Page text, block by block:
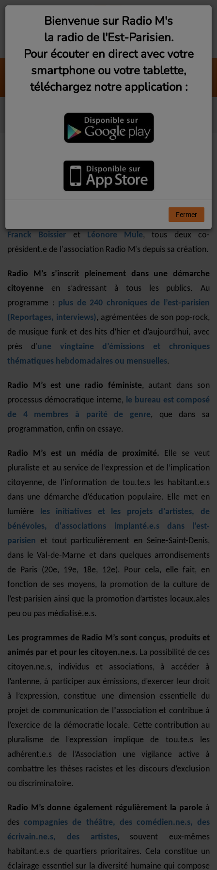
Funk anthology (Jeudi 21h)
Radio M's (Dj Vibe)
Qui sommes nous ?
est une radio web de l’est-parisien
à Montreuil (93). Elle a vu le jour en février 2018, à
l’initiative d’une petite équipe ancrée dans le tissu
associatif montreuillois et de l’est de Paris, menée par
Franck Boissier et Léonore Mule, tous deux co-
président.e de l'association Radio M's depuis sa création.
Radio M’s s’inscrit pleinement dans une démarche
citoyenne en s’adressant à tous les publics. Au
programme : plus de 240 chroniques de l’est-parisien
(Reportages, interviews), agrémentées de son pop-rock,
de musique funk et des hits d’hier et d’aujourd’hui, avec
près d'une vingtaine d’émissions et chroniques
thématiques hebdomadaires ou mensuelles.
Radio M’s est une radio féministe, autant dans son
processus démocratique interne, le bureau est composé
de 4 membres à parité de genre, que dans sa
programmation, enfin on essaye.
Radio M’s est un média de proximité. Elle se veut
pluraliste et au service de l’expression et de l’implication
citoyenne, de l’information de tou.te.s les habitant.e.s
dans une démarche d’éducation populaire. Elle met en
lumière les initiatives et les projets d'artistes, de
bénévoles, d'associations implanté.e.s dans l’est-
parisien et tout particulièrement en Seine-Saint-Denis,
dans le Val-de-Marne et dans quelques arrondisements
de Paris (20e, 19e, 18e, 12e). Pour cela, elle fait, en
fonction de ses moyens, la promotion de la culture de
l’est-parisien ainsi que la promotion d’artistes locaux.ales
peu ou pas médiatisé.e.s.
Les programmes de Radio M’s sont conçus, produits et
animés par et pour les citoyen.ne.s. La possibilité de ces
citoyen.ne.s, individus et associations, à accéder à
l’antenne, à participer aux émissions, d’exercer leur droit
à l’expression, constitue une dimension essentielle du
projet de communication de l’association et contribue à
l’exercice de la démocratie locale. Cette contribution au
pluralisme de l’expression implique de tou.te.s les
adhérent.e.s de l’Association une vigilance active à
combattre les thèses racistes et les discours d’exclusion
ou discriminatoire.
Radio M’s donne également régulièrement la paroleà
descompagnies de théâtre, des comédien.ne.s, des
écrivain.ne.s, des artistes, souvent eux-mêmes
habitant.e.s de quartiers prioritaires. Cela constitue un
éclairage essentiel sur la diversité humaine qui compose
Bienvenue sur Radio M's
la radio de l'Est-Parisien.
Pour écouter en direct avec votre
smartphone ou votre tablette,
téléchargez notre application :
Fermer